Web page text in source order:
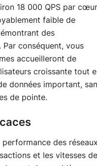
18 000 QPS par cœur
faible de
des
conséquent, vous
accueilleront de
croissante tout
données important,
de pointe.
des
et les vitesses de